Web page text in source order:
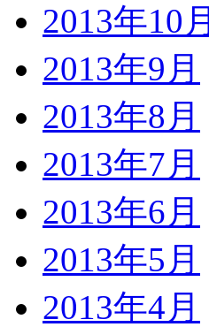
2013年10月
2013年9月
2013年8月
2013年7月
2013年6月
2013年5月
2013年4月